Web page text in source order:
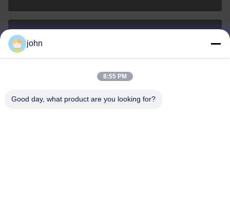
0086-153-7406-6785
john
8:55 PM
Good day, what product are you looking for?